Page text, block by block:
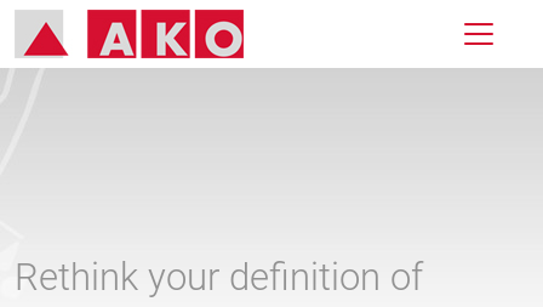
Rethink your definition of